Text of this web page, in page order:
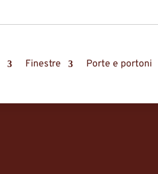
Finestre Porte e portoni